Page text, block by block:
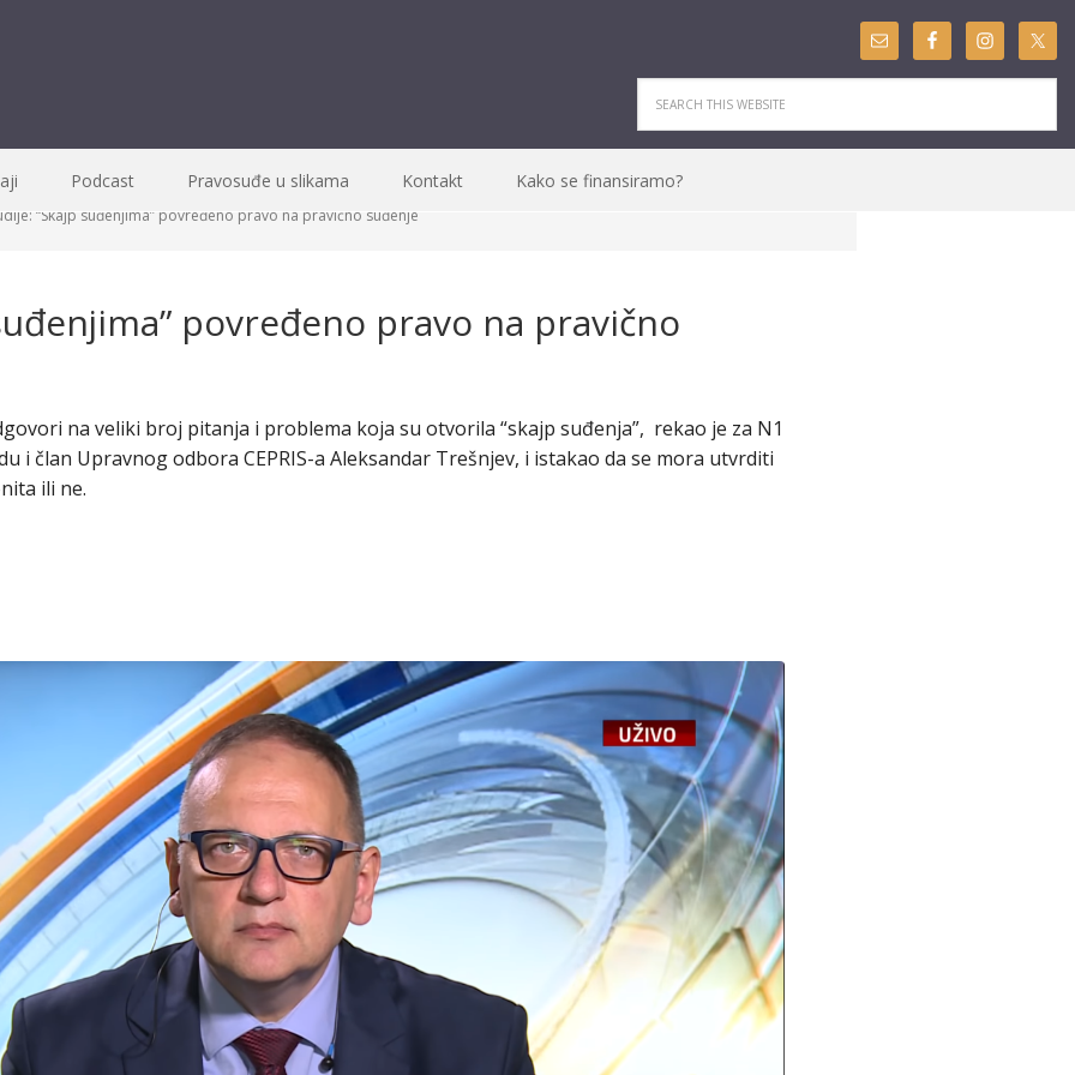
Podcast Pravosuđe u slikama Kontakt Kako se finansiramo?
“Skajp suđenjima” povređeno pravo na pravično suđenje
povređeno pravo na pravično
na veliki broj pitanja i problema koja su otvorila “skajp suđenja”, rekao je za N1
i član Upravnog odbora CEPRIS-a Aleksandar Trešnjev, i istakao da se mora utvrditi
ili ne.